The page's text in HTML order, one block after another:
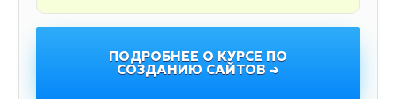
ПОДРОБНЕЕ О КУРСЕ ПО
СОЗДАНИЮ САЙТОВ →